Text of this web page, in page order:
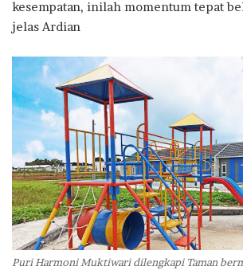
kesempatan, inilah momentum tepat
jelas Ardian
Puri Harmoni Muktiwari dilengkapi Taman